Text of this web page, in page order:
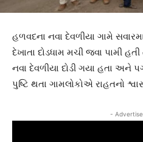
હળવદના નવા દેવળીયા ગામે
દેખાતા દોડધામ મચી જવા પામી
નવા દેવળીયા દોડી ગયા હતા અને
પુષ્ટિ થતા ગામલોકોએ રાહતનો
-